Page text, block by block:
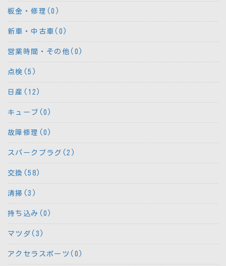
板金・修理(0)
新車・中古車(0)
営業時間・その他(0)
点検(5)
日産(12)
キューブ(0)
故障修理(0)
スパークプラグ(2)
交換(58)
清掃(3)
持ち込み(0)
マツダ(3)
アクセラスポーツ(0)